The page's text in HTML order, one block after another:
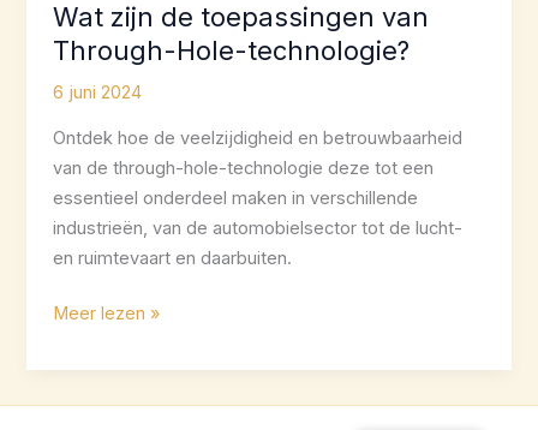
Wat zijn de toepassingen van
Through-Hole-technologie?
6 juni 2024
Ontdek hoe de veelzijdigheid en betrouwbaarheid
van de through-hole-technologie deze tot een
essentieel onderdeel maken in verschillende
industrieën, van de automobielsector tot de lucht-
en ruimtevaart en daarbuiten.
Wat
de
toepassingen
Meer lezen »